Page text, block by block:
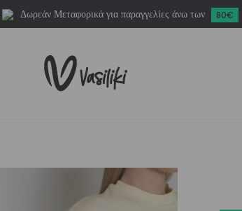
Δωρεάν Μεταφορικά για παραγγελίες άνω των 80€
ποσότητα